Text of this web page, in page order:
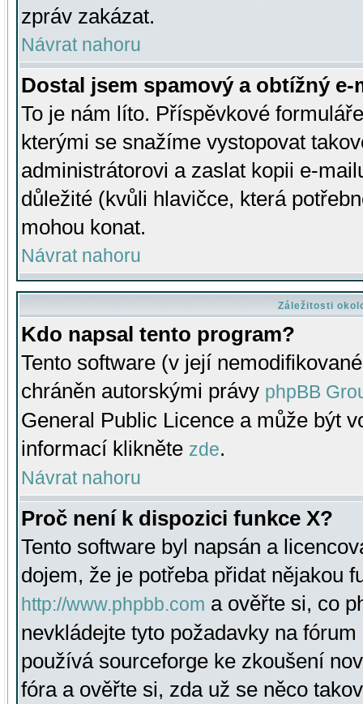
zpráv zakázat.
Návrat nahoru
Dostal jsem spamový a obtížný
To je nám líto. Příspěvkové
kterými se snažíme vystopovat
administrátorovi a zaslat kopii e-
důležité (kvůli hlavičce, která
mohou konat.
Návrat nahoru
Záležitosti
Kdo napsal tento program?
Tento software (v její
chráněn autorskými právy phpBB
General Public Licence a může být
informací klikněte zde.
Návrat nahoru
Proč není k dispozici funkce X?
Tento software byl napsán a
dojem, že je potřeba přidat nějakou
http://www.phpbb.com a ověřte si, co
nevkládejte tyto požadavky na
používá sourceforge ke zkoušení
fóra a ověřte si, zda už se něco